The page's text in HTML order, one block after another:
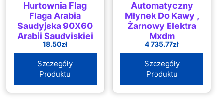
Hurtownia Flag
Flaga Arabia
Saudyjska 90X60
Arabii Saudyjskiej
18.50zł
Szczegóły
Produktu
Automatyczny
Młynek Do Kawy ,
Żarnowy Elektra
Mxdm
4 735.77zł
Szczegóły
Produktu